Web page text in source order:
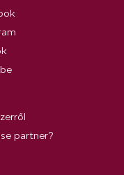
partner?